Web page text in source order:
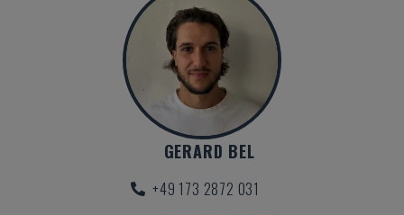
GERARD BEL
+49 173 2872 031